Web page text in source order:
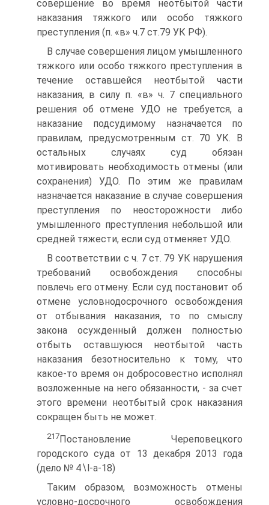
совершение во время неотбытой части
наказания тяжкого или особо тяжкого
преступления (п. «в» ч.7 ст.79 УК РФ).
В случае совершения лицом умышленного
тяжкого или особо тяжкого преступления в
течение оставшейся неотбытой части
наказания, в силу п. «в» ч. 7 специального
решения об отмене УДО не требуется, а
наказание подсудимому назначается по
правилам, предусмотренным ст. 70 УК. В
остальных случаях суд обязан
мотивировать необходимость отмены (или
сохранения) УДО. По этим же правилам
назначается наказание в случае совершения
преступления по неосторожности либо
умышленного преступления небольшой или
средней тяжести, если суд отменяет УДО.
В соответствии с ч. 7 ст. 79 УК нарушения
требований освобождения способны
повлечь его отмену. Если суд постановит об
отмене условно­досрочного освобождения
от отбывания наказания, то по смыслу
закона осужденный должен полностью
отбыть оставшуюся неотбытой часть
наказания безотносительно к тому, что
какое-то время он добросовестно исполнял
возложенные на него обязанности, - за счет
этого времени неотбытый срок наказания
сокращен быть не может.
217 Постановление Череповецкого
городского суда от 13 декабря 2013 года
(дело № 4∖l-a-18)
Таким образом, возможность отмены
условно-досрочного освобождения